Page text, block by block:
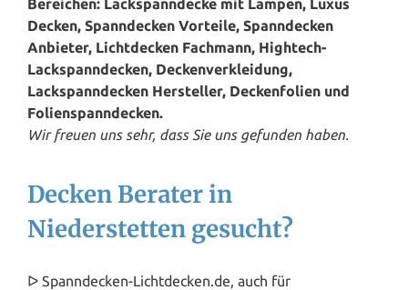
Bereichen: Lackspanndecke mit Lampen, Luxus
Decken, Spanndecken Vorteile, Spanndecken
Anbieter, Lichtdecken Fachmann, Hightech-
Lackspanndecken, Deckenverkleidung,
Lackspanndecken Hersteller, Deckenfolien und
Folienspanndecken.
Wir freuen uns sehr, dass Sie uns gefunden haben.
Decken Berater in
Niederstetten gesucht?
ᐅ Spanndecken-Lichtdecken.de, auch für